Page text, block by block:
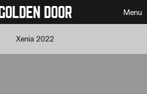
Menu
Xenia 2022